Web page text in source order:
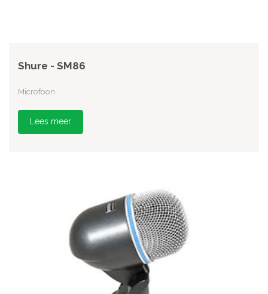
Shure - SM86
Microfoon
Lees meer